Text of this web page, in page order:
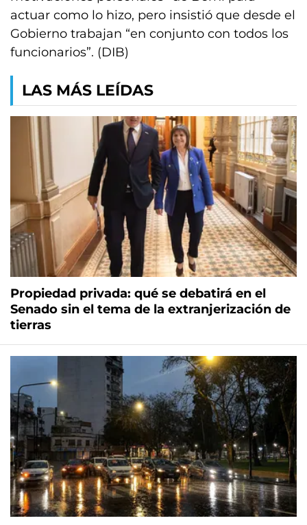
actuar como lo hizo, pero insistió que desde el
Gobierno trabajan “en conjunto con todos los
funcionarios”. (DIB)
LAS MÁS LEÍDAS
Propiedad privada: qué se debatirá en el
Senado sin el tema de la extranjerización de
tierras